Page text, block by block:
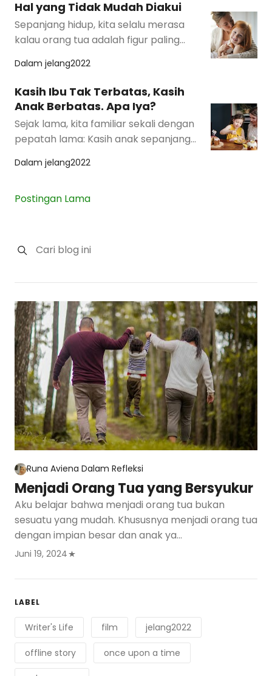
Hal yang Tidak Mudah Diakui
Sepanjang hidup, kita selalu merasa
kalau orang tua adalah figur paling
cinta pertama…
Dalam jelang2022
Kasih Ibu Tak Terbatas, Kasih
Anak Berbatas. Apa Iya?
Sejak lama, kita familiar sekali dengan
pepatah lama: Kasih anak sepanjang
kas…
Dalam jelang2022
Postingan Lama
Runa Aviena Dalam Refleksi
Menjadi Orang Tua yang Bersyukur
Aku belajar bahwa menjadi orang tua bukan
sesuatu yang mudah. Khususnya menjadi orang tua
dengan impian besar dan anak ya…
Juni 19, 2024
LABEL
Writer's Life film jelang2022
offline story once upon a time